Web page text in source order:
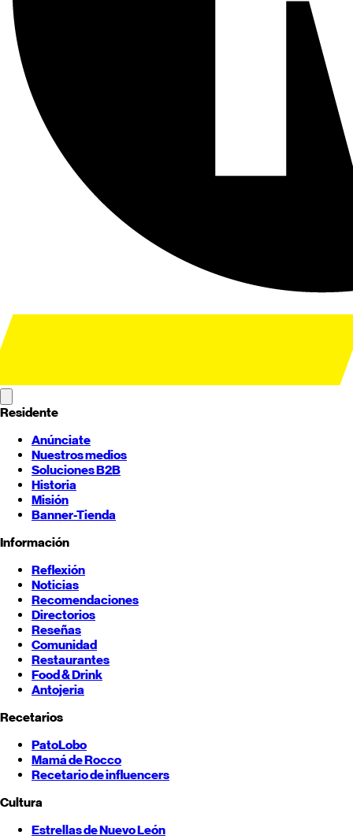
Residente
Anúnciate
Nuestros medios
Soluciones B2B
Historia
Misión
Banner-Tienda
Información
Reflexión
Noticias
Recomendaciones
Directorios
Reseñas
Comunidad
Restaurantes
Food & Drink
Antojeria
Recetarios
PatoLobo
Mamá de Rocco
Recetario de influencers
Cultura
Estrellas deNuevo León